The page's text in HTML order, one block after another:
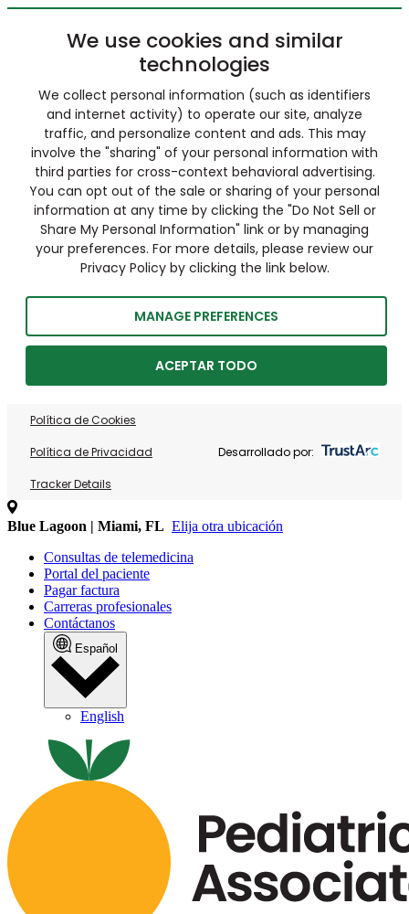
We use cookies and similar
technologies
We collect personal information (such as identifiers
and internet activity) to operate our site, analyze
traffic, and personalize content and ads. This may
involve the "sharing" of your personal information with
third parties for cross-context behavioral advertising.
You can opt out of the sale or sharing of your personal
information at any time by clicking the "Do Not Sell or
Share My Personal Information" link or by managing
your preferences. For more details, please review our
Privacy Policy by clicking the link below.
MANAGE PREFERENCES
ACEPTAR TODO
Política de Cookies
Política de Privacidad
Tracker Details
Desarrollado por:
Blue Lagoon | Miami, FL Elija otra ubicación
Consultas de telemedicina
Portal del paciente
Pagar factura
Carreras profesionales
Contáctanos
Español
English